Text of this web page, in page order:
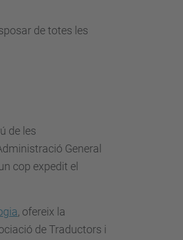
de totes les
de les
General
cop expedit el
, ofereix la
de Traductors i